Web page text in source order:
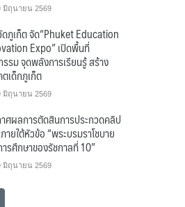
มิถุนายน 2569
ภูเก็ต จัด“Phuket Education
Expo” เปิดพื้นที่
รม จุดพลังการเรียนรู้ สร้าง
เด็กภูเก็ต
มิถุนายน 2569
ศผลการตัดสินการประกวดคลิป
ายใต้หัวข้อ “พระบรมราโชบาย
รศึกษาของรัชกาลที่ 10”
มิถุนายน 2569